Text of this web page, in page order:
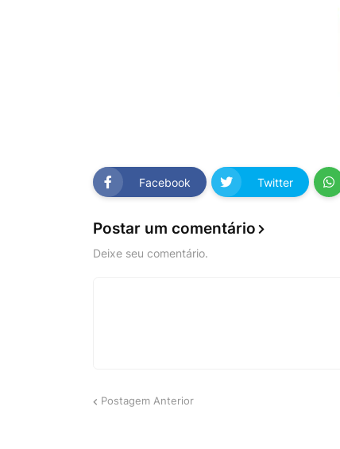
Facebook Twitter
Postar um comentário
Deixe seu comentário.
Postagem Anterior